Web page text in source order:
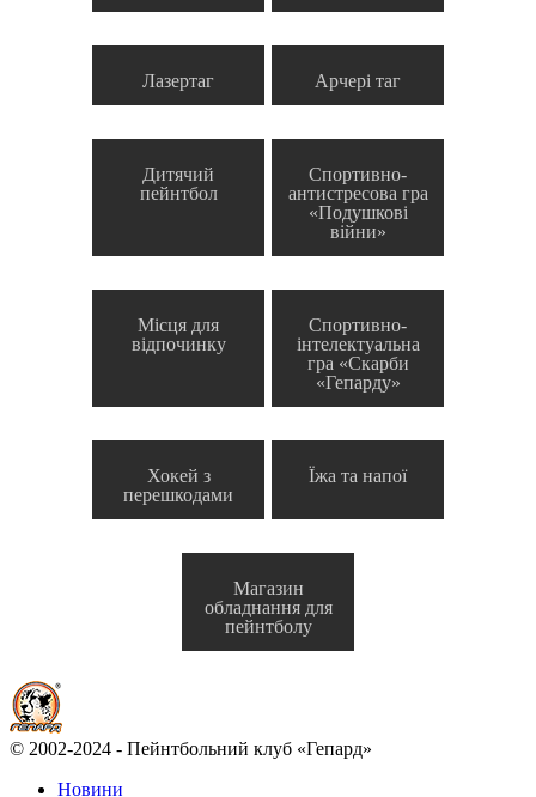
Лазертаг Арчері таг
Дитячий
пейнтбол
Спортивно-
антистресова гра
«Подушкові
війни»
Місця для
відпочинку
Спортивно-
інтелектуальна
гра «Скарби
«Гепарду»
Хокей з
перешкодами
Їжа та напої
Магазин
обладнання для
пейнтболу
© 2002-2024 - Пейнтбольний клуб «Гепард»
Новини